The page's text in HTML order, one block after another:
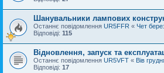
Шанувальники лампових
Останнє повідомлення UR5FFR « Чет
Відповіді: 115
Відновлення, запуск та
Останнє повідомлення UR5VFT « Вів
Відповіді: 17